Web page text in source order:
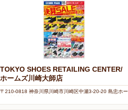
TOKYO SHOES RETAILING CENTER/
ホームズ川崎大師店
〒210-0818 神奈川県川崎市川崎区中瀬3-20-20 島忠ホー